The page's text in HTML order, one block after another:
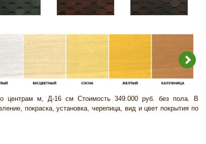
центрам м, Д-16 см Стоимость 349.000 руб. без пола. В
покраска, установка, черепица, вид и цвет покрытия по